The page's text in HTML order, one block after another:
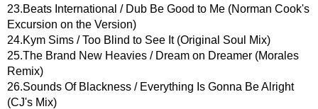
23.Beats International / Dub Be Good to Me (Norman Cook's
Excursion on the Version)
24.Kym Sims / Too Blind to See It (Original Soul Mix)
25.The Brand New Heavies / Dream on Dreamer (Morales
Remix)
26.Sounds Of Blackness / Everything Is Gonna Be Alright
(CJ's Mix)